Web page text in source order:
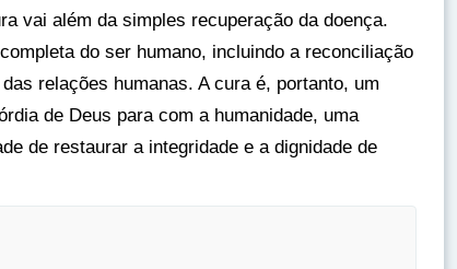
vai além da simples recuperação da doença.
do ser humano, incluindo a reconciliação
relações humanas. A cura é, portanto, um
de Deus para com a humanidade, uma
de restaurar a integridade e a dignidade de